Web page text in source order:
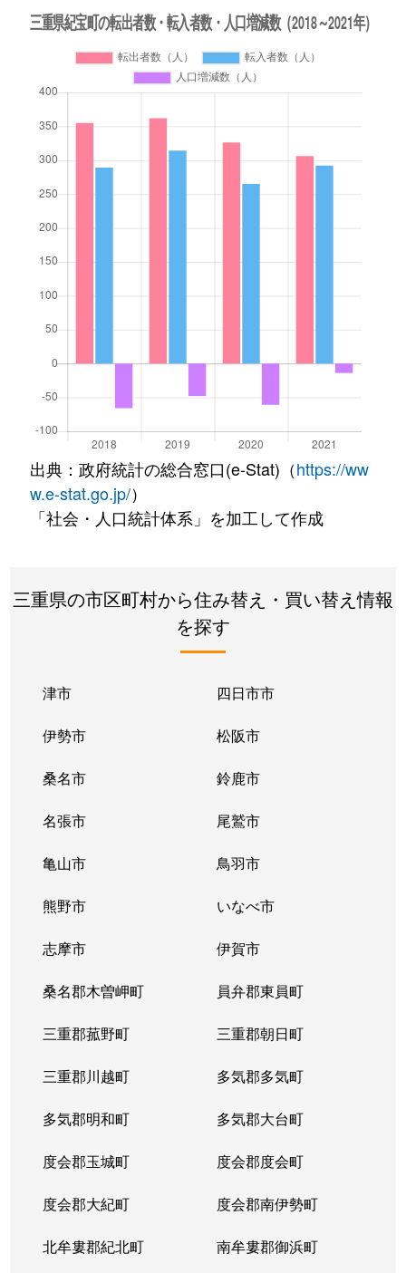
出典：政府統計の総合窓口(e-Stat)（https://ww
w.e-stat.go.jp/）
「社会・人口統計体系」を加工して作成
三重県の市区町村から住み替え・買い替え情報
を探す
津市 四日市市
伊勢市 松阪市
桑名市 鈴鹿市
名張市 尾鷲市
亀山市 鳥羽市
熊野市 いなべ市
志摩市 伊賀市
桑名郡木曽岬町 員弁郡東員町
三重郡菰野町 三重郡朝日町
三重郡川越町 多気郡多気町
多気郡明和町 多気郡大台町
度会郡玉城町 度会郡度会町
度会郡大紀町 度会郡南伊勢町
北牟婁郡紀北町 南牟婁郡御浜町